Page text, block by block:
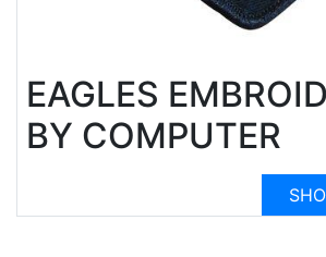
EAGLES
BY COMPUTER